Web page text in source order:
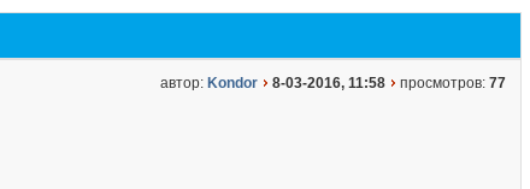
автор: Kondor 8-03-2016, 11:58 просмотров: 77